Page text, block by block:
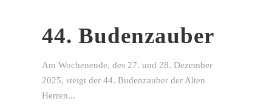
44. Budenzauber
Am Wochenende, des 27. und 28. Dezember
2025, steigt der 44. Budenzauber der Alten
Herren...